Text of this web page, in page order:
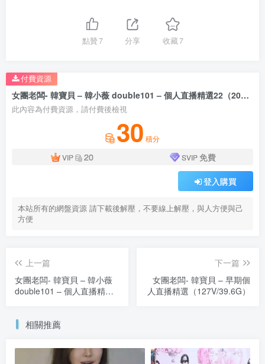
點贊7 分享 收藏7
女團老闆- 韓寶貝 – 韓小薇 double101 – 個人直播精選22（20V/6.5G）
此內容為付費資源，請付費後檢視
30 積分
VIP
20 SVIP免費
登入購買
本站所有的網盤資源 請下載後解壓，不要線上解壓，與人方便與己
方便
付費資源
上一篇
女團老闆- 韓寶貝 – 韓小薇
double101 – 個人直播精選
下一篇
女團老闆- 韓寶貝 – 早期個
人直播精選（127V/39.6G）
相關推薦